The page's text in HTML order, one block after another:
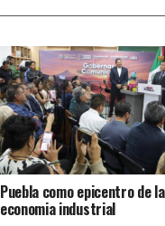
Puebla como epicentro de la
economia industrial